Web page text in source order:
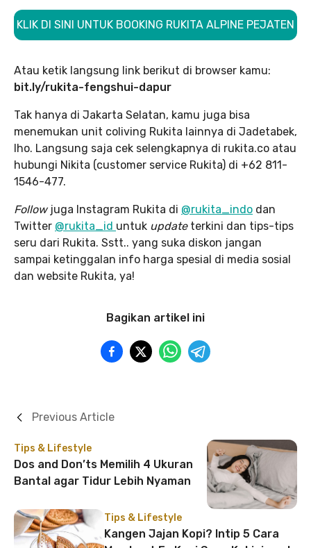
KLIK DI SINI UNTUK BOOKING RUKITA ALPINE PEJATEN
Atau ketik langsung link berikut di browser kamu:
bit.ly/rukita-fengshui-dapur
Tak hanya di Jakarta Selatan, kamu juga bisa
menemukan unit coliving Rukita lainnya di Jadetabek,
lho. Langsung saja cek selengkapnya di rukita.co atau
hubungi Nikita (customer service Rukita) di +62 811-
1546-477.
Follow juga Instagram Rukita di @rukita_indo dan
Twitter @rukita_id untuk update terkini dan tips-tips
seru dari Rukita. Sstt.. yang suka diskon jangan
sampai ketinggalan info harga spesial di media sosial
dan website Rukita, ya!
Bagikan artikel ini
Tips & Lifestyle
Dos and Don’ts Memilih 4 Ukuran
Bantal agar Tidur Lebih Nyaman
Previous Article
Tips & Lifestyle
Kangen Jajan Kopi? Intip 5 Cara